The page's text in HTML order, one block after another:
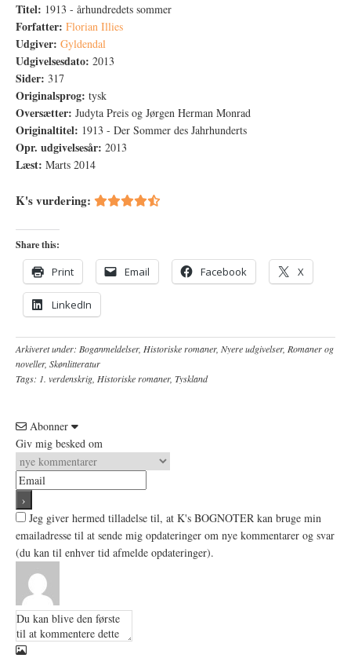
Titel: 1913 - århundredets sommer
Forfatter: Florian Illies
Udgiver: Gyldendal
Udgivelsesdato: 2013
Sider: 317
Originalsprog: tysk
Oversætter: Judyta Preis og Jørgen Herman Monrad
Originaltitel: 1913 - Der Sommer des Jahrhunderts
Opr. udgivelsesår: 2013
Læst: Marts 2014
K's vurdering:
Share this:
Print Email Facebook X
LinkedIn
Arkiveret under: Boganmeldelser, Historiske romaner, Nyere udgivelser, Romaner og
noveller, Skønlitteratur
Tags: 1. verdenskrig Historiske romaner, Tyskland
Abonner
Giv mig besked om
Jeg giver hermed tilladelse til, at K's BOGNOTER kan bruge min
emailadresse til at sende mig opdateringer om nye kommentarer og svar
(du kan til enhver tid afmelde opdateringer).